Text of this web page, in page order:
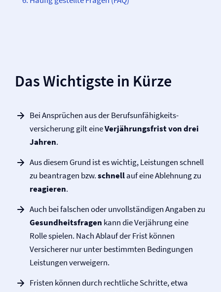
Das Wichtigste in Kürze
Bei Ansprüchen aus der Berufs­unfähigkeits­
versicherung gilt eineVerjährungsfrist von drei
Jahren.
Aus diesem Grund ist es wichtig, Leistungen schnell
zu beantragen bzw.schnellauf eine Ablehnung zu
reagieren.
Auch bei falschen oder unvollständigen Angaben zu
Gesundheitsfragen kann die Verjährung eine
Rolle spielen. Nach Ablauf der Frist können
Versicherer nur unter bestimmten Bedingungen
Leistungen verweigern.
Fristen können durch rechtliche Schritte, etwa